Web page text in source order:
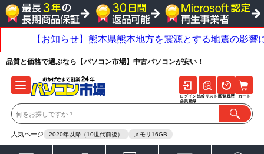
品質と価格で選ぶなら【パソコン市場】中古パソコンが安い！
人気ページ 2020年以降（10世代前後） メモリ16GB
ログイン
会員登録
比較リスト 閲覧履歴 カート